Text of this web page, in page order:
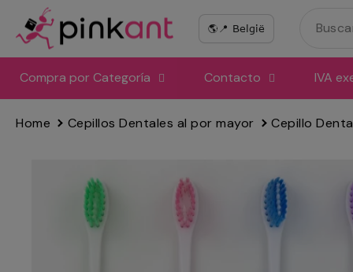
directamente
al
contenido
Compra por Categoría Contacto IVA
Home Cepillos Dentales al por mayor Cepillo